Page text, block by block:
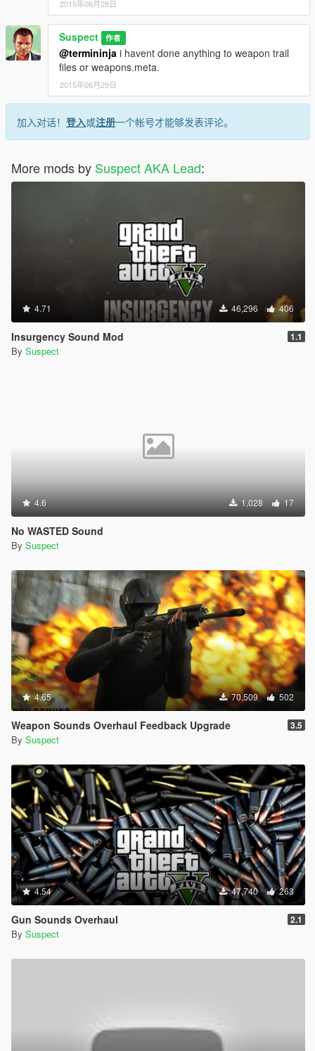
2015年06月28日
Suspect 作者
@termininja i havent done anything to weapon trail
files or weapons.meta.
2015年06月29日
加入对话！ 登入或注册一个帐号才能够发表评论。
More mods by Suspect AKA Lead:
4.71 46,296 406
Insurgency Sound Mod 1.1
By Suspect
4.6 1,028 17
No WASTED Sound
By Suspect
4.65 70,509 502
Weapon Sounds Overhaul Feedback Upgrade 3.5
By Suspect
4.54 47,740 263
Gun Sounds Overhaul 2.1
By Suspect